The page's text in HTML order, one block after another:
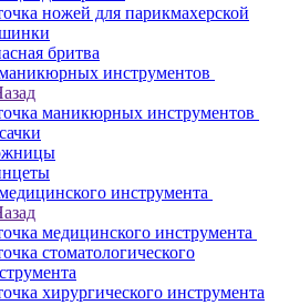
ножей для парикмахерской
бритва
инструментов
маникюрных инструментов
инструмента
медицинского инструмента
стоматологического
хирургического инструмента